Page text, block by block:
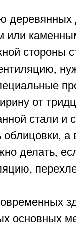
или
от
стали
делать,
основных